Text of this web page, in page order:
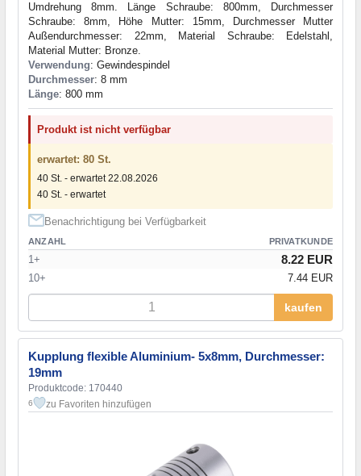
Umdrehung 8mm. Länge Schraube: 800mm, Durchmesser
Schraube: 8mm, Höhe Mutter: 15mm, Durchmesser Mutter
Außendurchmesser: 22mm, Material Schraube: Edelstahl,
Material Mutter: Bronze.
Verwendung: Gewindespindel
Durchmesser: 8 mm
Länge: 800 mm
Produkt ist nicht verfügbar
erwartet: 80 St.
40 St. - erwartet 22.08.2026
40 St. - erwartet
Benachrichtigung bei Verfügbarkeit
ANZAHL PRIVATKUNDE
1+ 8.22 EUR
10+ 7.44 EUR
kaufen
Kupplung flexible Aluminium- 5x8mm, Durchmesser:
19mm
Produktcode: 170440
6 zu Favoriten hinzufügen